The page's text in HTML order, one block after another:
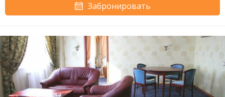
Забронировать